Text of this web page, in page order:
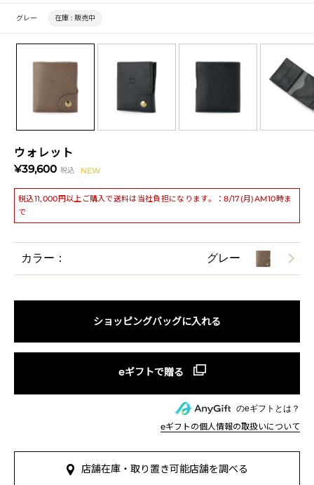
ウォレット
¥39,600 税込 NEW
税込11,000円以上ご購入で送料は当社負担になります。：8/17(月)AM10時ま
で
グレー 在庫 : 販売中
カラー： グレー
ショッピングバッグに入れる
のeギフトとは？
eギフトの個人情報の取扱いについて
店舗在庫・取り置き可能店舗を調べる